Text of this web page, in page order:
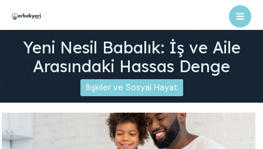
atla
Yeni Nesil Babalık: İş ve Aile
Arasındaki Hassas Denge
İlişkiler ve Sosyal Hayat